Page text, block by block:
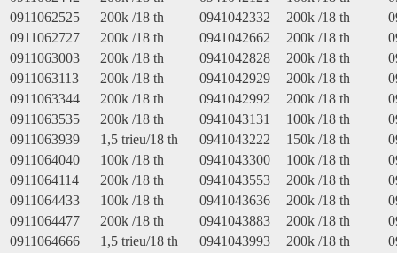
0911062525
200k /18 th 0941042332 200k /18 th
0911062727
200k /18 th 0941042662 200k /18 th
0911063003
200k /18 th 0941042828 200k /18 th
0911063113
200k /18 th 0941042929 200k /18 th
0911063344
200k /18 th 0941042992 200k /18 th
0911063535
200k /18 th 0941043131 100k /18 th
0911063939
1,5 trieu/18 th 0941043222 150k /18 th
0911064040
100k /18 th 0941043300 100k /18 th
0911064114
200k /18 th 0941043553 200k /18 th
0911064433
100k /18 th 0941043636 200k /18 th
0911064477
200k /18 th 0941043883 200k /18 th
0911064666
1,5 trieu/18 th 0941043993 200k /18 th